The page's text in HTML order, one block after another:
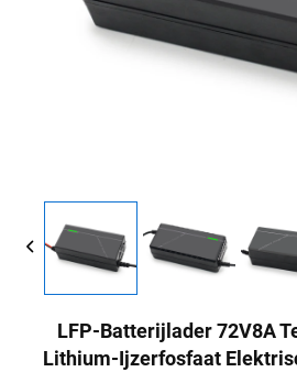
LFP-Batterijlader 72V8A
Lithium-Ijzerfosfaat